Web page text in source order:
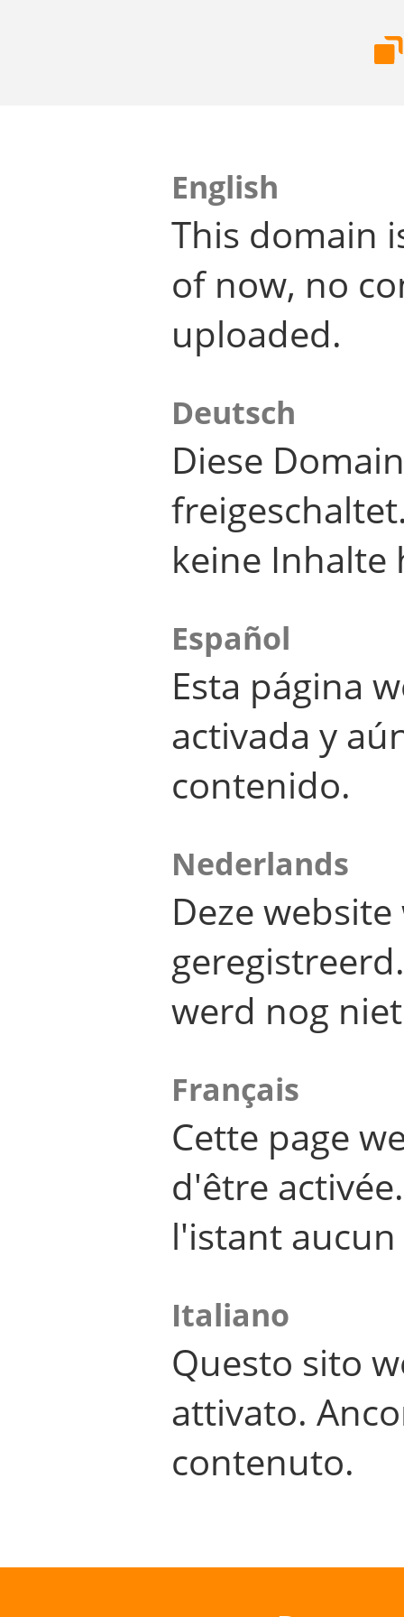
English
This domain
of now, no
uploaded.
Deutsch
Diese
keine Inhalte
Español
Esta página
activada y
contenido.
Nederlands
Deze
werd nog
Français
Cette page
d'être
l'istant
Italiano
Questo sito
attivato.
contenuto.